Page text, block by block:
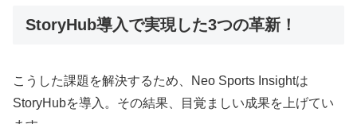
StoryHub導入で実現した3つの革新！
こうした課題を解決するため、Neo Sports Insightは
StoryHubを導入。その結果、目覚ましい成果を上げてい